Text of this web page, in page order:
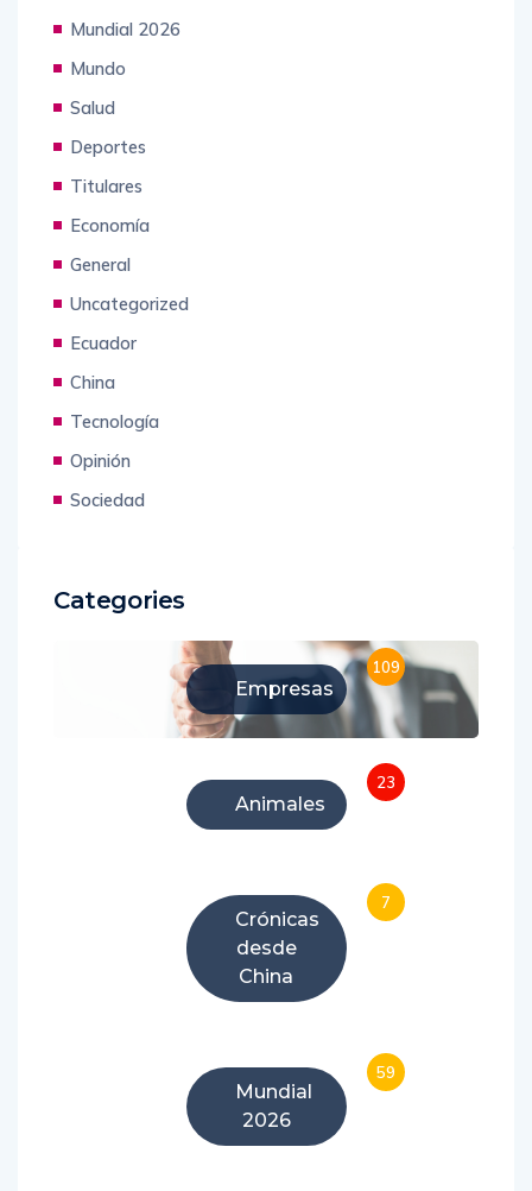
Mundial 2026
Mundo
Salud
Deportes
Titulares
Economía
General
Uncategorized
Ecuador
China
Tecnología
Opinión
Sociedad
Categories
Empresas
109
Animales
23
Crónicas
desde
China
7
Mundial
2026
59